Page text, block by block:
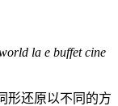
la e buffet cine
形还原以不同的方